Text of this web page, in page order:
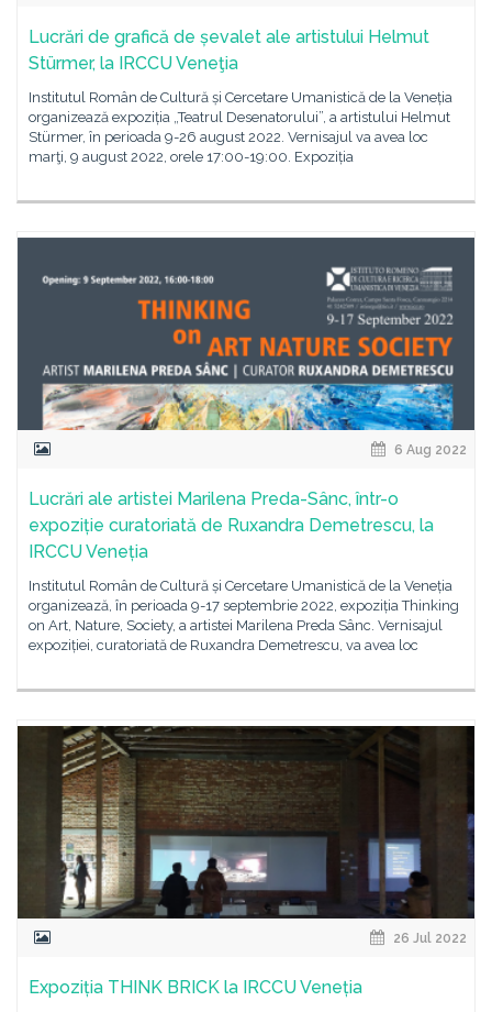
Lucrări de grafică de șevalet ale artistului Helmut
Stürmer, la IRCCU Veneţia
Institutul Român de Cultură și Cercetare Umanistică de la Veneția
organizează expoziția „Teatrul Desenatorului”, a artistului Helmut
Stürmer, în perioada 9-26 august 2022. Vernisajul va avea loc
marţi, 9 august 2022, orele 17:00-19:00. Expoziția
6 Aug 2022
Lucrări ale artistei Marilena Preda-Sânc, într-o
expoziție curatoriată de Ruxandra Demetrescu, la
IRCCU Veneția
Institutul Român de Cultură și Cercetare Umanistică de la Veneția
organizează, în perioada 9-17 septembrie 2022, expoziția Thinking
on Art, Nature, Society, a artistei Marilena Preda Sânc. Vernisajul
expoziției, curatoriată de Ruxandra Demetrescu, va avea loc
26 Jul 2022
Expoziția THINK BRICK la IRCCU Veneția